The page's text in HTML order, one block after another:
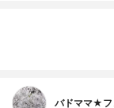
バドママ★